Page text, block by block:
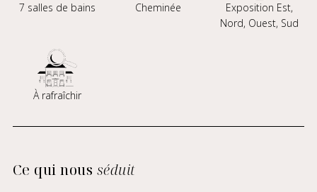
7 salles de bains Cheminée
Exposition Est,
Nord, Ouest, Sud
À rafraîchir
Ce qui nous séduit